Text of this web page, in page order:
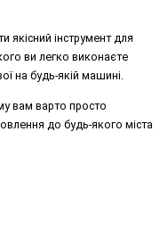
якісний інструмент для
ви легко виконаєте
на будь-якій машині.
вам варто просто
до будь-якого міста